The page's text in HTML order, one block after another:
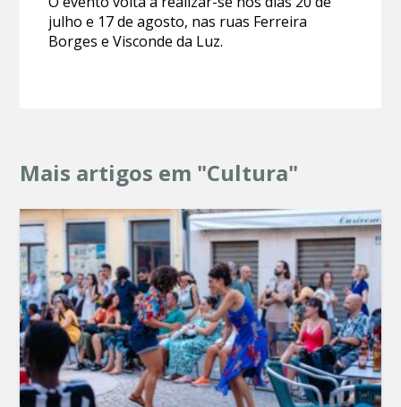
julho e 17 de agosto, nas ruas Ferreira
Borges e Visconde da Luz.
Mais artigos em "Cultura"